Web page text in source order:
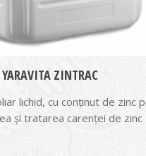
YARAVITA ZINTRAC
lichid, cu conţinut de zinc
şi tratarea carenţei de zinc